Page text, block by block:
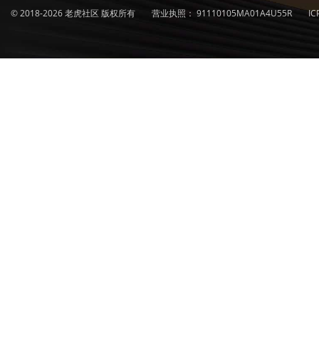
© 2018-2026 老虎社区 版权所有
营业执照： 91110105MA01A4U55R